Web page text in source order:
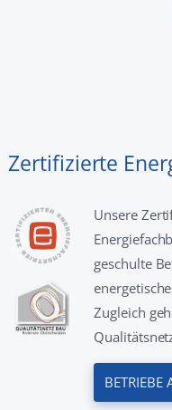
Zertifizierte
Unsere
geschulte
Zugleich
BETRIEBE